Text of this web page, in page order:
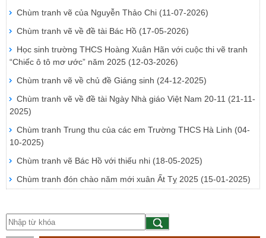
Chùm tranh vẽ của Nguyễn Thảo Chi (11-07-2026)
Chùm tranh vẽ về đề tài Bác Hồ (17-05-2026)
Học sinh trường THCS Hoàng Xuân Hãn với cuộc thi vẽ tranh
“Chiếc ô tô mơ ước” năm 2025 (12-03-2026)
Chùm tranh vẽ về chủ đề Giáng sinh (24-12-2025)
Chùm tranh vẽ về đề tài Ngày Nhà giáo Việt Nam 20-11 (21-11-
2025)
Chùm tranh Trung thu của các em Trường THCS Hà Linh (04-
10-2025)
Chùm tranh vẽ Bác Hồ với thiếu nhi (18-05-2025)
Chùm tranh đón chào năm mới xuân Ất Tỵ 2025 (15-01-2025)